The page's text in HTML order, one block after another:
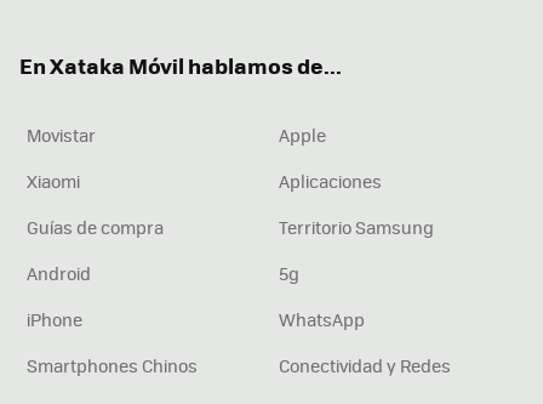
En Xataka Móvil hablamos de...
Movistar
Apple
Xiaomi
Aplicaciones
Guías de compra
Territorio Samsung
Android
5g
iPhone
WhatsApp
Smartphones Chinos
Conectividad y Redes